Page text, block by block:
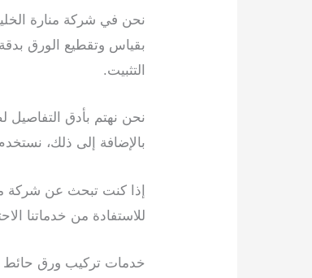
نحن في شركة منارة
بقياس وتقطيع الورق
التثبيت.
نحن نهتم بأدق
بالإضافة إلى ذلك،
إذا كنت تبحث عن شركة
للاستفادة من خدماتنا
خدمات تركيب ورق حائط